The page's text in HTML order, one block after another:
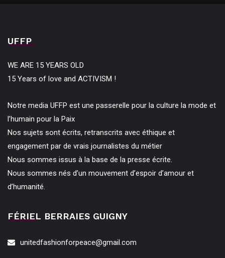
UFFP
WE ARE 15 YEARS OLD
15 Years of love and ACTIVISM !
Notre media UFFP est une passerelle pour la culture la mode et
l’humain pour la Paix
Nos sujets sont écrits, retranscrits avec éthique et
engagement par de vrais journalistes du métier
Nous sommes issus à la base de la presse écrite.
Nous sommes nés d’un mouvement d’espoir d’amour et
d’humanité.
FÉRIEL BERRAIES GUIGNY
unitedfashionforpeace@gmail.com